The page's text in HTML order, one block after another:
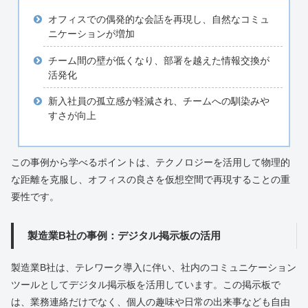
オフィスでの偶発的な会話を再現し、自然なコミュ
ニケーションが増加
チーム間の壁が低くなり、部署を越えた情報交換が
活発化
新入社員の孤立感が軽減され、チームへの馴染みや
すさが向上
この事例から学べるポイントは、テクノロジーを活用して物理的
な距離を克服し、オフィスの良さを仮想空間で再現することの重
要性です。
製造業B社の事例：デジタル掲示板の活用
製造業B社は、テレワーク導入に伴い、社内のコミュニケーション
ツールとしてデジタル掲示板を活用しています。この掲示板で
は、業務連絡だけでなく、個人の趣味や日常の出来事なども自由